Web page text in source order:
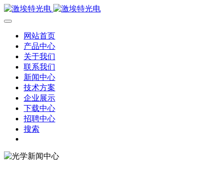
网站首页
产品中心
关于我们
联系我们
新闻中心
技术方案
企业展示
下载中心
招聘中心
搜索